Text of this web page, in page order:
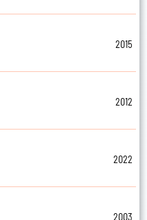
2015
2012
2022
2003